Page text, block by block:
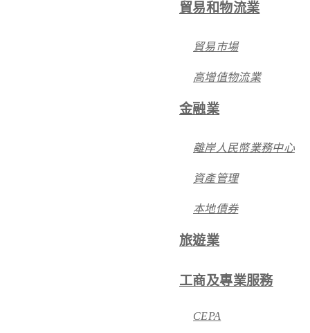
貿易和物流業
貿易市場
高增值物流業
金融業
離岸人民幣業務中心
資產管理
本地債券
旅遊業
工商及專業服務
CEPA